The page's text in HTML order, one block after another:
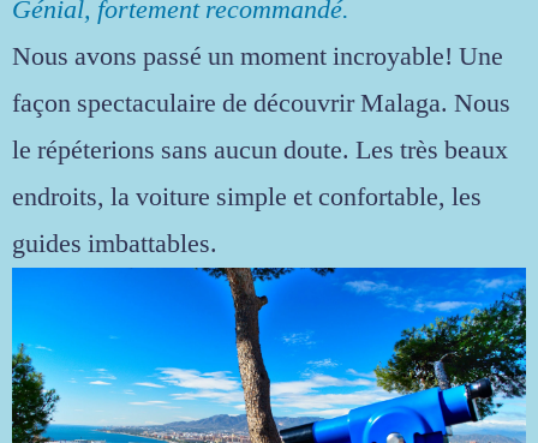
Génial, fortement recommandé.
Nous avons passé un moment incroyable! Une
façon spectaculaire de découvrir Malaga. Nous
le répéterions sans aucun doute. Les très beaux
endroits, la voiture simple et confortable, les
guides imbattables.